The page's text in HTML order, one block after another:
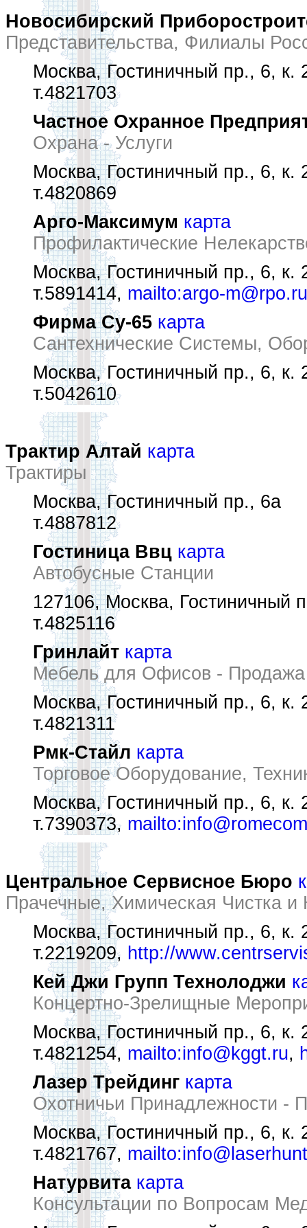
Новосибирский
Представительства, Филиалы
Москва, Гостиничный пр., 6, к.
т.4821703
Частное Охранное
Охрана - Услуги
Москва, Гостиничный пр., 6, к.
т.4820869
Арго-Максимум карта
Профилактические
Москва, Гостиничный пр., 6, к.
т.5891414, mailto:argo-m@rpo.ru
Фирма Су-65 карта
Сантехнические Системы,
Москва, Гостиничный пр., 6, к.
т.5042610
Трактир Алтай карта
Трактиры
Москва, Гостиничный пр., 6а
т.4887812
Гостиница Ввц карта
Автобусные Станции
127106, Москва, Гостиничный
т.4825116
Гринлайт карта
Мебель для Офисов - Продажа
Москва, Гостиничный пр., 6, к.
т.4821311
Рмк-Стайл карта
Торговое Оборудование,
Москва, Гостиничный пр., 6, к.
т.7390373,
Центральное Сервисное Бюро
Прачечные, Химическая Чистка
Москва, Гостиничный пр., 6, к.
т.2219209, http://
Кей Джи Групп Технолоджи
Концертно-Зрелищные
Москва, Гостиничный пр., 6, к.
т.4821254, mailto:info@kggt.ru,
Лазер Трейдинг карта
Охотничьи Принадлежности -
Москва, Гостиничный пр., 6, к.
т.4821767,
Натурвита карта
Консультации по Вопросам